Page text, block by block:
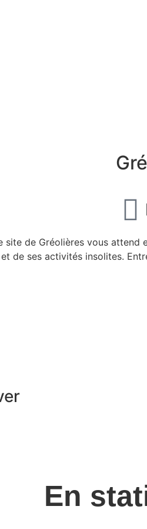
site de Gréolières vous
de ses activités insolites.
En